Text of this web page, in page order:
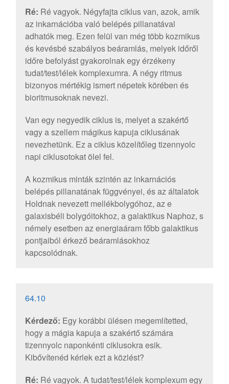
Ré: Ré vagyok. Négyfajta ciklus van, azok, amik
az inkarnációba való belépés pillanatával
adhatók meg. Ezen felül van még több kozmikus
és kevésbé szabályos beáramlás, melyek időről
időre befolyást gyakorolnak egy érzékeny
tudat/test/lélek komplexumra. A négy ritmus
bizonyos mértékig ismert népetek körében és
bioritmusoknak nevezi.
Van egy negyedik ciklus is, melyet a szakértő
vagy a szellem mágikus kapuja ciklusának
nevezhetünk. Ez a ciklus közelítőleg tizennyolc
napi ciklusotokat ölel fel.
A kozmikus minták szintén az inkarnációs
belépés pillanatának függvényei, és az általatok
Holdnak nevezett mellékbolygóhoz, az e
galaxisbéli bolygóitokhoz, a galaktikus Naphoz, s
némely esetben az energiaáram főbb galaktikus
pontjaiból érkező beáramlásokhoz
kapcsolódnak.
64.10
Kérdező: Egy korábbi ülésen megemlítetted,
hogy a mágia kapuja a szakértő számára
tizennyolc naponkénti ciklusokra esik.
Kibővítenéd kérlek ezt a közlést?
Ré: Ré vagyok. A tudat/test/lélek komplexum egy